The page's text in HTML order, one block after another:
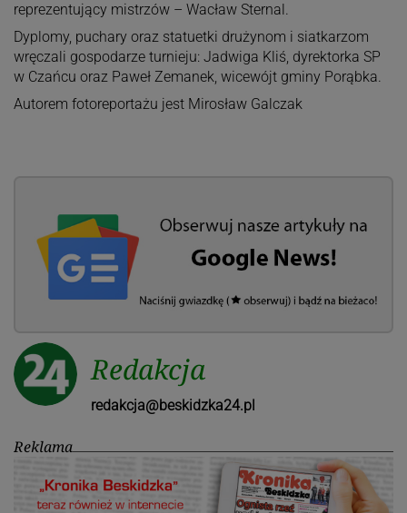
reprezentujący mistrzów – Wacław Sternal.
Dyplomy, puchary oraz statuetki drużynom i siatkarzom
wręczali gospodarze turnieju: Jadwiga Kliś, dyrektorka SP
w Czańcu oraz Paweł Zemanek, wicewójt gminy Porąbka.
Autorem fotoreportażu jest Mirosław Galczak
Redakcja
redakcja@beskidzka24.pl
Reklama